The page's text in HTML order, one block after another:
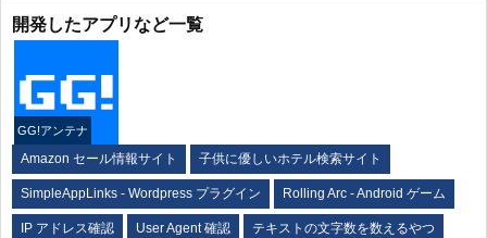
開発したアプリなど一覧
GG!アンテナ
Amazon セール情報サイト 子供に優しいホテル検索サイト
SimpleAppLinks - Wordpress プラグイン Rolling Arc - Android ゲーム
IP アドレス確認 User Agent 確認 テキストの文字数を数えるやつ